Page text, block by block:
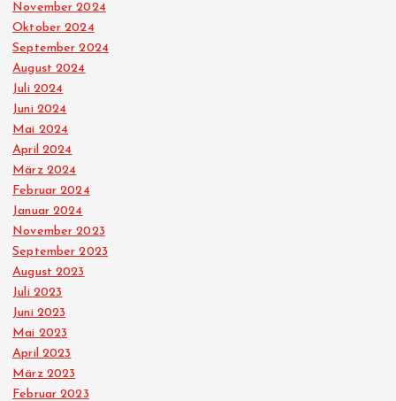
November 2024
Oktober 2024
September 2024
August 2024
Juli 2024
Juni 2024
Mai 2024
April 2024
März 2024
Februar 2024
Januar 2024
November 2023
September 2023
August 2023
Juli 2023
Juni 2023
Mai 2023
April 2023
März 2023
Februar 2023